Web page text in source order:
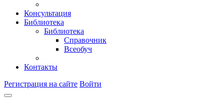
Консультация
Библиотека
Библиотека
Справочник
Всеобуч
Контакты
Регистрация на сайте Войти